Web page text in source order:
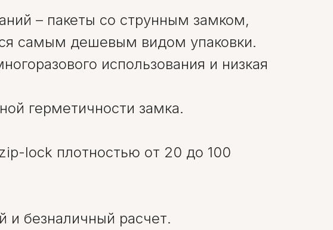
– пакеты со струнным замком,
самым дешевым видом упаковки.
использования и низкая
герметичности замка.
lock плотностью от 20 до 100
и безналичный расчет.